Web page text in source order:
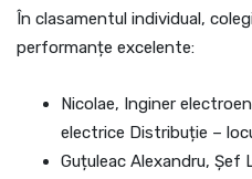
În clasamentul individual,
performanțe excelente:
Nicolae, Inginer
electrice Distribuție –
Guțuleac Alexandru, Șef